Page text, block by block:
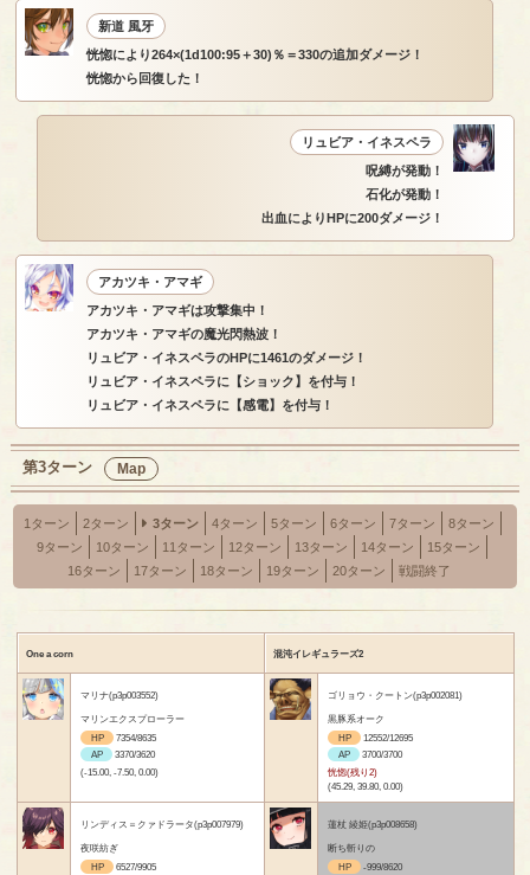
新道 風牙
恍惚により264×(1d100:95＋30)％＝330の追加ダメージ！
恍惚から回復した！
リュビア・イネスペラ
呪縛が発動！
石化が発動！
出血によりHPに200ダメージ！
アカツキ・アマギ
アカツキ・アマギは攻撃集中！
アカツキ・アマギの魔光閃熱波！
リュビア・イネスペラのHPに1461のダメージ！
リュビア・イネスペラに【ショック】を付与！
リュビア・イネスペラに【感電】を付与！
第3ターン Map
1ターン 2ターン 3ターン 4ターン 5ターン 6ターン 7ターン
8ターン
9ターン
10ターン 11ターン 12ターン 13ターン 14ターン
15ターン
16ターン
17ターン 18ターン 19ターン 20ターン 戦闘終了
One a corn 混沌イレギュラーズ2
マリナ(p3p003552)
マリンエクスプローラー
HP
7354/8635
AP
3370/3620
(-15.00, -7.50, 0.00)
ゴリョウ・クートン(p3p002081)
黒豚系オーク
HP
12552/12695
AP
3700/3700
恍惚(残り2)
(45.29, 39.80, 0.00)
リンディス＝クァドラータ(p3p007979)
夜咲紡ぎ
HP
6527/9905
蓮杖 綾姫(p3p008658)
断ち斬りの
HP
-999/8620